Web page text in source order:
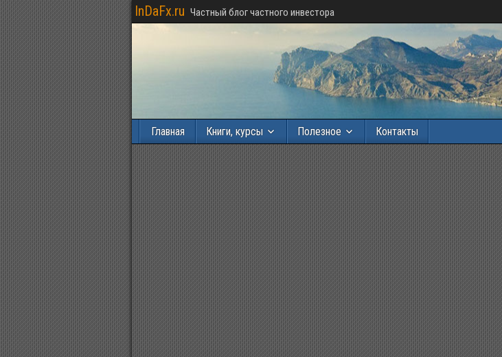
InDaFx.ru Частный блог частного инвестора
Главная Книги, курсы Полезное Контакты